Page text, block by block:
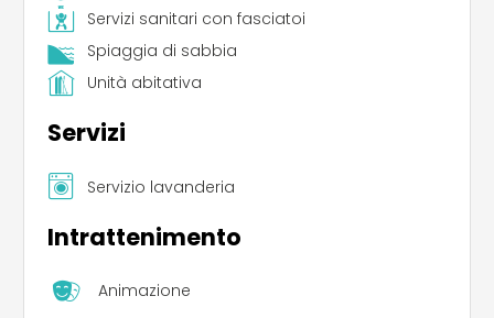
Servizi sanitari con fasciatoi
Spiaggia di sabbia
Unità abitativa
Servizi
Servizio lavanderia
Intrattenimento
Animazione